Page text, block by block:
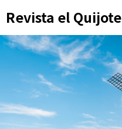
to
content
Revista el Quijote